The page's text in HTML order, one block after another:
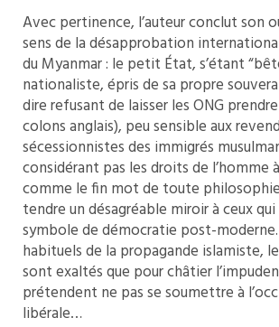
Avec pertinence, l’auteur conclut son
sens de la désapprobation
du Myanmar : le petit État, s’étant
nationaliste, épris de sa propre
dire refusant de laisser les ONG
colons anglais), peu sensible aux
sécessionnistes des immigrés
considérant pas les droits de l’homme
comme le fin mot de toute
tendre un désagréable miroir à ceux
symbole de démocratie post-
habituels de la propagande islamiste,
sont exaltés que pour châtier
prétendent ne pas se soumettre à
libérale…